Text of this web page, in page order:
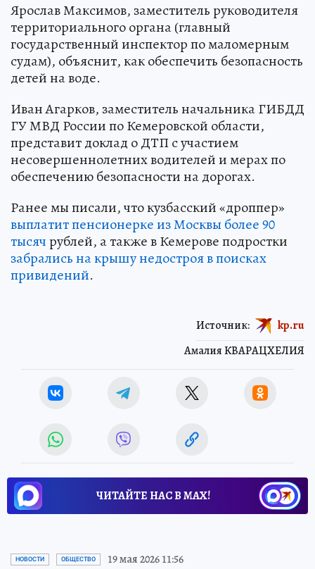
Ярослав Максимов, заместитель руководителя
территориального органа (главный
государственный инспектор по маломерным
судам), объяснит, как обеспечить безопасность
детей на воде.
Иван Агарков, заместитель начальника ГИБДД
ГУ МВД России по Кемеровской области,
представит доклад о ДТП с участием
несовершеннолетних водителей и мерах по
обеспечению безопасности на дорогах.
Ранее мы писали, что кузбасский «дроппер»
выплатит пенсионерке из Москвы более 90
тысячрублей, а также в Кемерове подростки
забрались на крышу недостроя в поисках
привидений.
Амалия КВАРАЦХЕЛИЯ
Источник: kp.ru
ЧИТАЙТЕ НАС В МАХ!
НОВОСТИ ОБЩЕСТВО 19 мая 2026 11:56